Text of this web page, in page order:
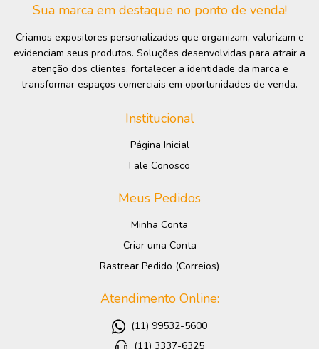
Sua marca em destaque no ponto de venda!
Criamos expositores personalizados que organizam, valorizam e
evidenciam seus produtos. Soluções desenvolvidas para atrair a
atenção dos clientes, fortalecer a identidade da marca e
transformar espaços comerciais em oportunidades de venda.
Institucional
Página Inicial
Fale Conosco
Meus Pedidos
Minha Conta
Criar uma Conta
Rastrear Pedido (Correios)
Atendimento Online:
(11) 99532-5600
(11) 3337-6325